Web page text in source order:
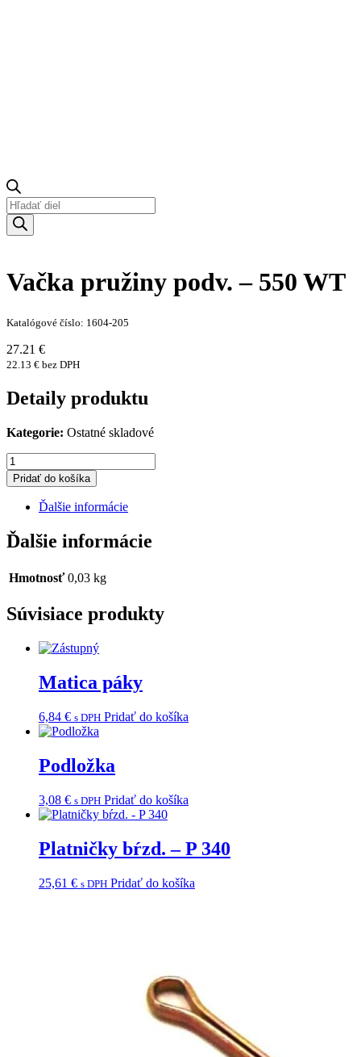
Products
search
Vačka pružiny podv. – 550 WT
Katalógové číslo: 1604-205
27.21 €
22.13 € bez DPH
Detaily produktu
Kategorie: Ostatné skladové
množstvo
Vačka
pružiny
podv.
550
WT
Pridať do košíka
Ďalšie informácie
Ďalšie informácie
Hmotnosť 0,03 kg
Súvisiace produkty
Matica páky
6,84 € s DPH Pridať do košíka
Podložka
3,08 € s DPH Pridať do košíka
Platničky bŕzd. – P 340
25,61 € s DPH Pridať do košíka